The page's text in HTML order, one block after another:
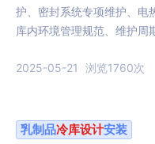
护、密封系统专项维护、电
库内环境管理规范、维护周
2025-05-21 浏览1760次
乳制品冷库设计安装